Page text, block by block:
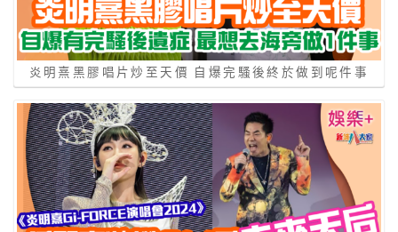
炎明熹黑膠唱片炒至天價 自爆完騷後終於做到呢件事